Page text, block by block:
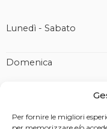
Per fornire le migliori
Lunedì - Sabato
Domenica